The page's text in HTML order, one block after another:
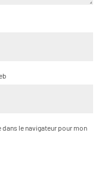
le navigateur pour mon